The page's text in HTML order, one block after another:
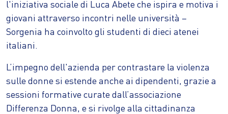
l'iniziativa sociale di Luca Abete che ispira e motiva i
giovani attraverso incontri nelle università –
Sorgenia ha coinvolto gli studenti di dieci atenei
italiani.
L’impegno dell'azienda per contrastare la violenza
sulle donne si estende anche ai dipendenti, grazie a
sessioni formative curate dall’associazione
Differenza Donna, e si rivolge alla cittadinanza